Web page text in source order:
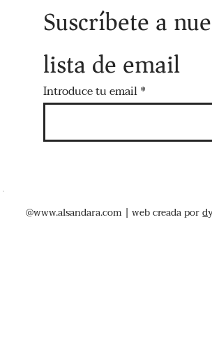
Suscríbete a
lista de email
Introduce tu email
@www.alsandara.com | web creada por